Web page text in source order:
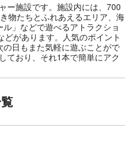
ー施設です。施設内には、700
物たちとふれあえるエリア、海
」などで遊べるアトラクショ
があります。人気のポイント
日もまた気軽に遊ぶことがで
ており、それ1本で簡単にアク